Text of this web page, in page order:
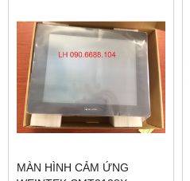
MÀN HÌNH CẢM ỨNG